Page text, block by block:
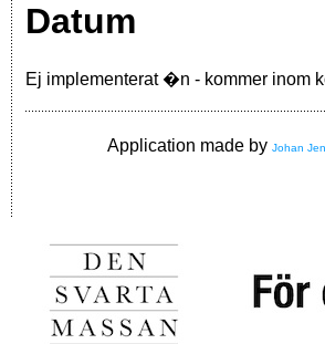
Datum
Ej implementerat �n - kommer inom
Application made by Johan